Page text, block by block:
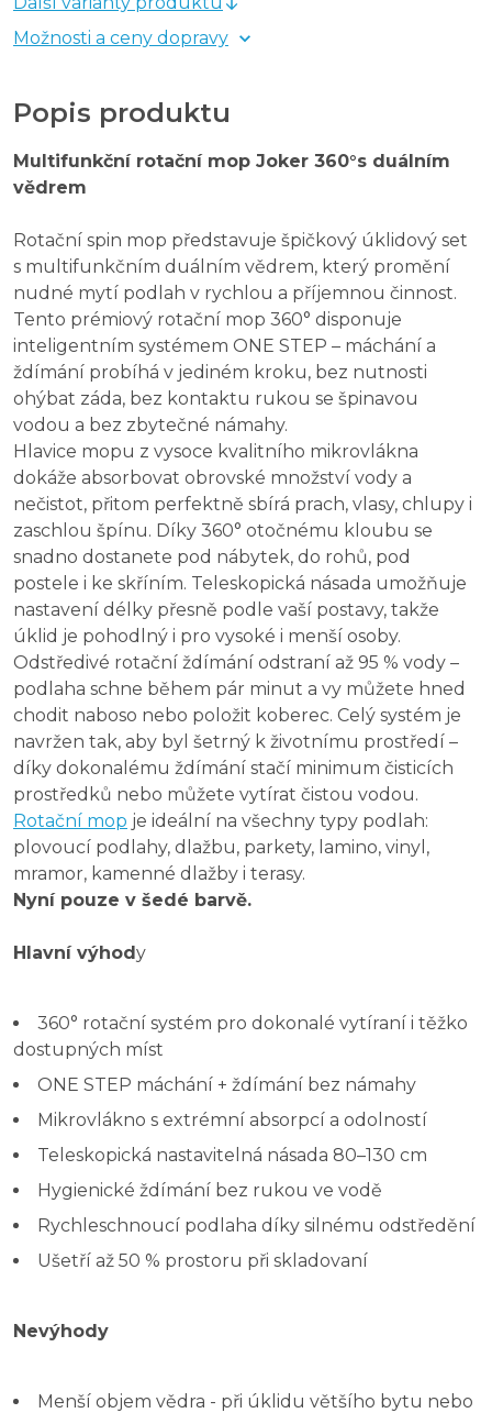
Možnosti a ceny dopravy
Popis produktu
Multifunkční rotační mop Joker 360°s duálním
vědrem
Rotační spin mop představuje špičkový úklidový set
s multifunkčním duálním vědrem, který promění
nudné mytí podlah v rychlou a příjemnou činnost.
Tento prémiový rotační mop 360° disponuje
inteligentním systémem ONE STEP – máchání a
ždímání probíhá v jediném kroku, bez nutnosti
ohýbat záda, bez kontaktu rukou se špinavou
vodou a bez zbytečné námahy.
Hlavice mopu z vysoce kvalitního mikrovlákna
dokáže absorbovat obrovské množství vody a
nečistot, přitom perfektně sbírá prach, vlasy, chlupy i
zaschlou špínu. Díky 360° otočnému kloubu se
snadno dostanete pod nábytek, do rohů, pod
postele i ke skříním. Teleskopická násada umožňuje
nastavení délky přesně podle vaší postavy, takže
úklid je pohodlný i pro vysoké i menší osoby.
Odstředivé rotační ždímání odstraní až 95 % vody –
podlaha schne během pár minut a vy můžete hned
chodit naboso nebo položit koberec. Celý systém je
navržen tak, aby byl šetrný k životnímu prostředí –
díky dokonalému ždímání stačí minimum čisticích
prostředků nebo můžete vytírat čistou vodou.
Rotační mop je ideální na všechny typy podlah:
plovoucí podlahy, dlažbu, parkety, lamino, vinyl,
mramor, kamenné dlažby i terasy.
Nyní pouze v šedé barvě.
Hlavní výhody
360° rotační systém pro dokonalé vytíraní i těžko
dostupných míst
ONE STEP máchání + ždímání bez námahy
Mikrovlákno s extrémní absorpcí a odolností
Teleskopická nastavitelná násada 80–130 cm
Hygienické ždímání bez rukou ve vodě
Rychleschnoucí podlaha díky silnému odstředění
Ušetří až 50 % prostoru při skladovaní
Nevýhody
Menší objem vědra - při úklidu většího bytu nebo